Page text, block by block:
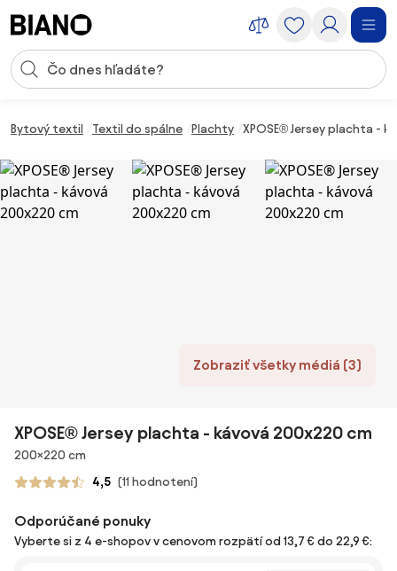
Vstup pre vyhľadávanie
Bytový textil Textil do spálne Plachty XPOSE® Jersey plachta -
Zobraziť všetky médiá (3)
XPOSE® Jersey plachta - kávová 200x220 cm
Rozmery
200×220 cm
4,5 (11 hodnotení)
Odporúčané ponuky
Vyberte si z 4 e-shopov v cenovom rozpätí od 13,7 € do 22,9 €: